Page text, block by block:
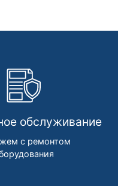
обслуживание
с ремонтом